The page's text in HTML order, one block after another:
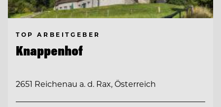
TOP ARBEITGEBER
Knappenhof
2651 Reichenau a. d. Rax, Österreich